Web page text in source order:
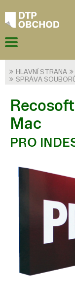
HLAVNÍ STRANA
SPRÁVA
Mac
PRO